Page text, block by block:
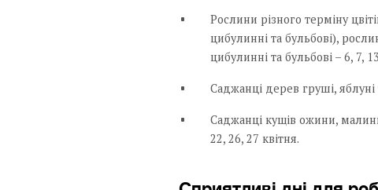
Рослини різного терміну
цибулинні та бульбові),
цибулинні та бульбові – 6, 7,
Саджанці дерев груші, яблуні
Саджанці кущів ожини,
22, 26, 27 квітня.